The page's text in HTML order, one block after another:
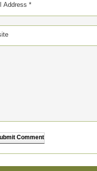
Address *